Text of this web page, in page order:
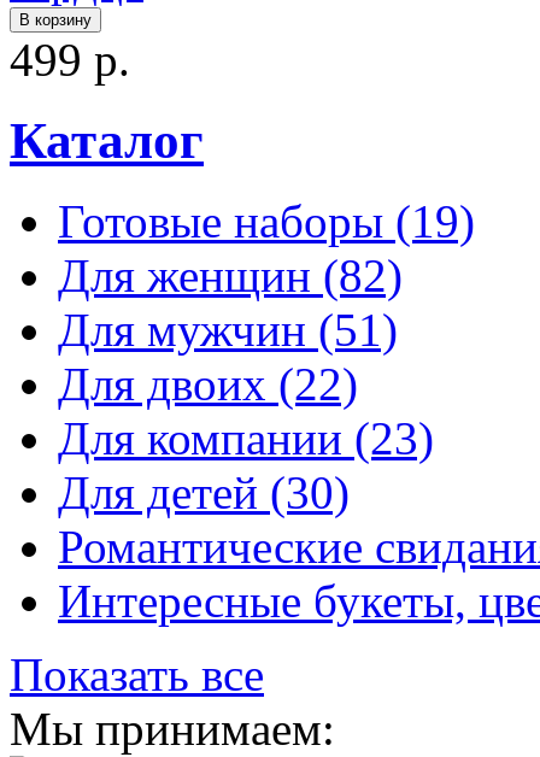
В корзину
499 р.
Каталог
Готовые наборы (19)
Для женщин (82)
Для мужчин (51)
Для двоих (22)
Для компании (23)
Для детей (30)
Романтические
Интересные букеты,
Показать все
Мы принимаем: